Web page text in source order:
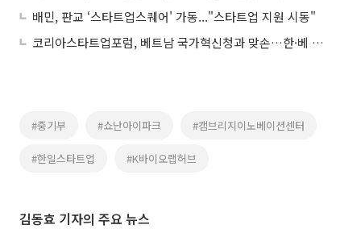
배민, 판교 ‘스타트업스퀘어' 가동..."스타트업 지원 시동"
코리아스타트업포럼, 베트남 국가혁신청과 맞손…한·베 스타트업 협력 강화
#중기부 #쇼난아이파크 #캠브리지이노베이션센터
#한일스타트업 #K바이오랩허브
김동효 기자의 주요 뉴스